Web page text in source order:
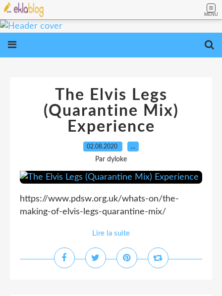
MENU
The Elvis Legs
(Quarantine Mix)
Experience
02.08.2020 …
Par dyloke
https://www.pdsw.org.uk/whats-on/the-
making-of-elvis-legs-quarantine-mix/
Lire la suite